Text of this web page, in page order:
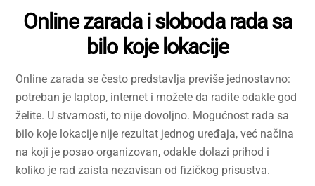
Online zarada i sloboda rada sa
bilo koje lokacije
Online zarada se često predstavlja previše jednostavno:
potreban je laptop, internet i možete da radite odakle god
želite. U stvarnosti, to nije dovoljno. Mogućnost rada sa
bilo koje lokacije nije rezultat jednog uređaja, već načina
na koji je posao organizovan, odakle dolazi prihod i
koliko je rad zaista nezavisan od fizičkog prisustva.